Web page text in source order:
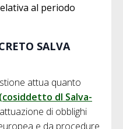
al periodo
SALVA
attua quanto
dl Salva-
di obblighi
e da procedure